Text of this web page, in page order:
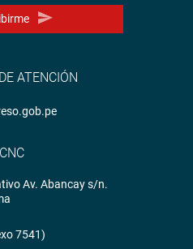
ATENCIÓN
CNC
Av. Abancay s/n.
7541)